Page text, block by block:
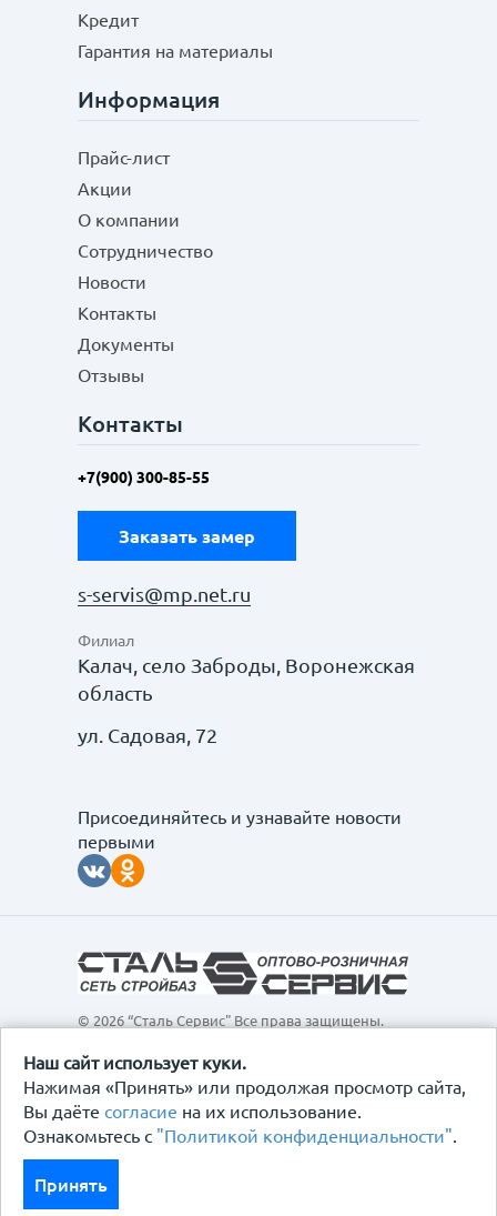
Наш сайт использует куки.
Нажимая «Принять» или продолжая просмотр сайта,
Вы даёте согласие на их использование.
Ознакомьтесь с "Политикой конфиденциальности".
Принять
Кредит
Гарантия на материалы
Информация
Прайс-лист
Акции
О компании
Сотрудничество
Новости
Контакты
Документы
Отзывы
Контакты
+7(900) 300-85-55
Заказать замер
s-servis@mp.net.ru
Филиал
Калач, село Заброды, Воронежская
область
ул. Садовая, 72
Присоединяйтесь и узнавайте новости
первыми
© 2026 “Сталь Сервис" Все права защищены.
интернет-сайт, а также вся информация о товарах и
ценах, предоставленная на нём, носит
исключительно информационный характер и ни при
каких условиях не является публичной офертой,
определяемой положениями Статьи 437
Договор-оферта